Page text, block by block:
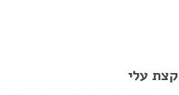
קצת עלי